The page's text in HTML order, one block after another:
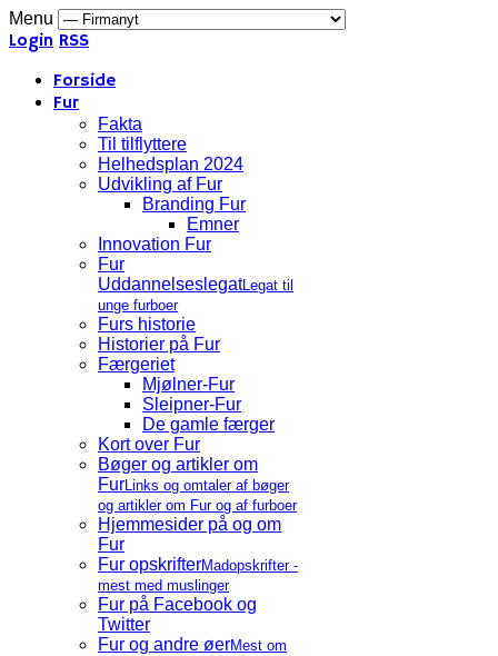
Menu
Login RSS
Forside
Fur
Fakta
Til tilflyttere
Helhedsplan 2024
Udvikling af Fur
Branding Fur
Emner
Innovation Fur
Fur
UddannelseslegatLegat til
unge furboer
Furs historie
Historier på Fur
Færgeriet
Mjølner-Fur
Sleipner-Fur
De gamle færger
Kort over Fur
Bøger og artikler om
FurLinks og omtaler af bøger
og artikler om Fur og af furboer
Hjemmesider på og om
Fur
Fur opskrifterMadopskrifter -
mest med muslinger
Fur på Facebook og
Twitter
Fur og andre øerMest om